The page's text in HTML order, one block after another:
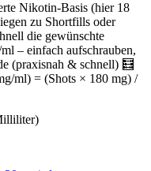
Nikotin-Basis (hier 18
zu Shortfills oder
die gewünschte
– einfach aufschrauben,
(praxisnah & schnell) 🧮
ml) = (Shots × 180 mg) /